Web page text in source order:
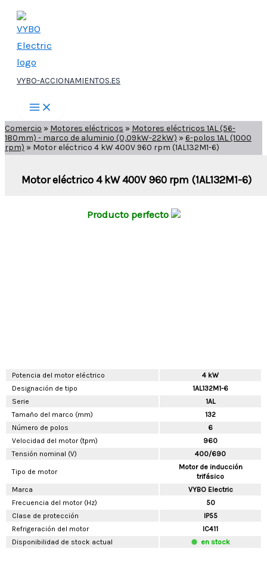
contenido
VYBO-ACCIONAMIENTOS.ES
Comercio » Motores eléctricos » Motores eléctricos 1AL (56-
180mm) - marco de aluminio (0,09kW-22kW) » 6-polos 1AL (1000
rpm) » Motor eléctrico 4 kW 400V 960 rpm (1AL132M1-6)
Motor eléctrico 4 kW 400V 960 rpm (1AL132M1-6)
Producto perfecto
Potencia del motor eléctrico
4 kW
Designación de tipo
1AL132M1-6
Serie
1AL
Tamaño del marco (mm)
132
Número de polos
6
Velocidad del motor (tpm)
960
Tensión nominal (V)
400/690
Tipo de motor
Motor de inducción
trifásico
Marca
VYBO Electric
Frecuencia del motor (Hz)
50
Clase de protección
IP55
Refrigeración del motor
IC411
Disponibilidad de stock actual
en stock